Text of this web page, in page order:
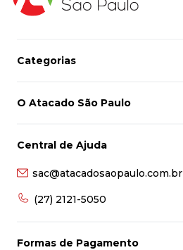
Categorias
O Atacado São Paulo
Central de Ajuda
sac@atacadosaopaulo.com.br
(27) 2121-5050
Formas de Pagamento